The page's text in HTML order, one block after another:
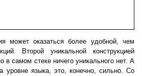
может оказаться более удобной, чем
Второй уникальной конструкцией
в самом стеке ничего уникального нет. А
уровне языка, это, конечно, сильно. Со